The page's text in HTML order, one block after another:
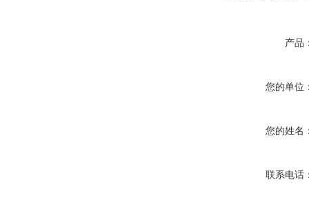
产品
您的单位
您的姓名
联系电话